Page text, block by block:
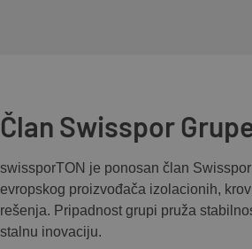
Član Swisspor
swissporTON je ponosan član
evropskog proizvođača izolacionih,
rešenja. Pripadnost grupi pruža
stalnu inovaciju.